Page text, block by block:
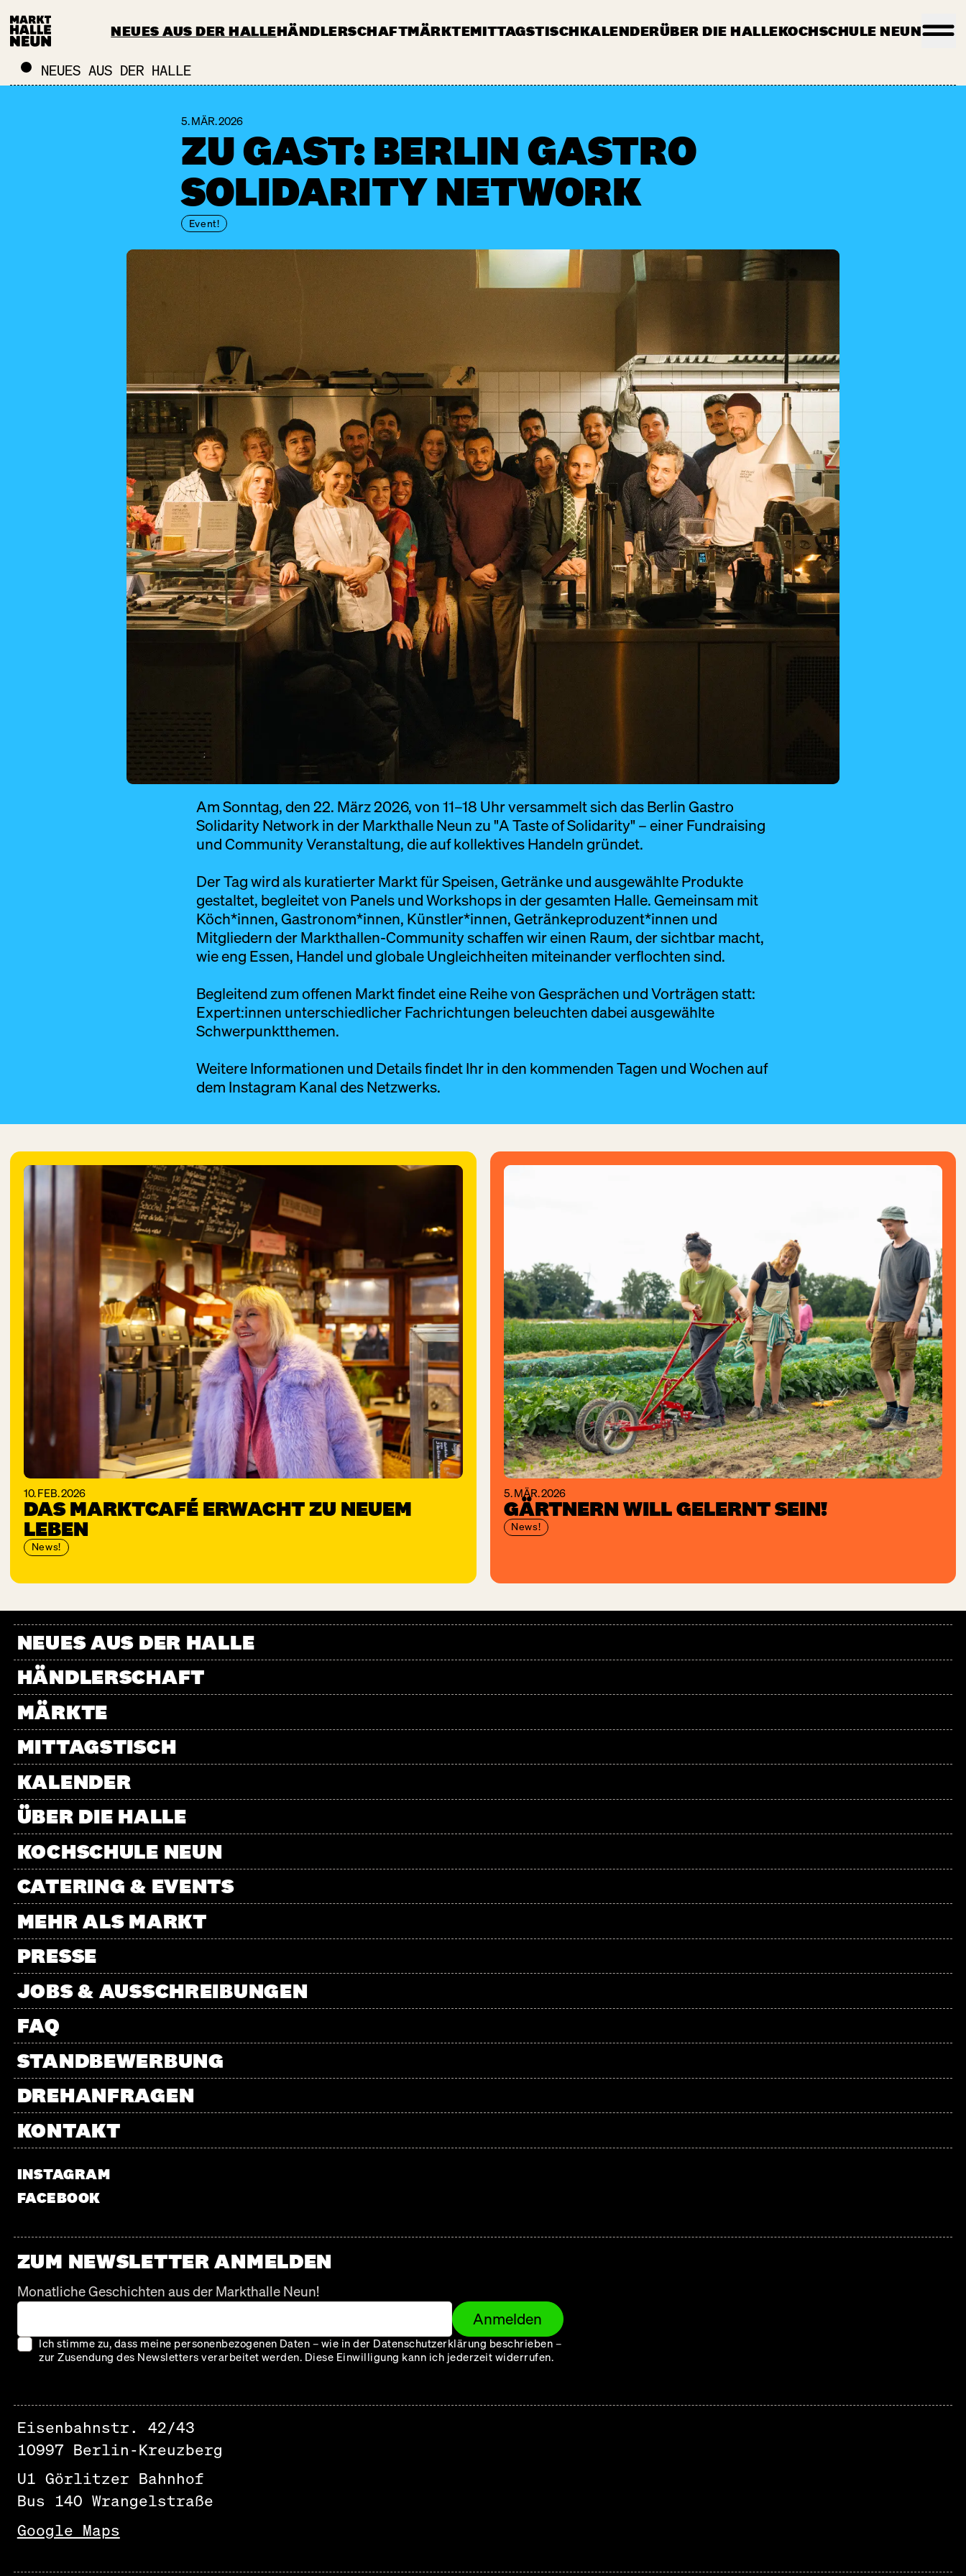
NEUES AUS DER HALLEHÄNDLERSCHAFTMÄRKTEMITTAGSTISCHKALENDERÜBER DIE HALLEKOCHSCHULE NEUN
NEUES AUS DER HALLE
5. MÄR. 2026
ZU GAST: BERLIN GASTRO
SOLIDARITY NETWORK
Event!
Am Sonntag, den 22. März 2026, von 11–18 Uhr versammelt sich das Berlin Gastro
Solidarity Network in der Markthalle Neun zu "A Taste of Solidarity" – einer Fundraising
und Community Veranstaltung, die auf kollektives Handeln gründet.
Der Tag wird als kuratierter Markt für Speisen, Getränke und ausgewählte Produkte
gestaltet, begleitet von Panels und Workshops in der gesamten Halle. Gemeinsam mit
Köch*innen, Gastronom*innen, Künstler*innen, Getränkeproduzent*innen und
Mitgliedern der Markthallen-Community schaffen wir einen Raum, der sichtbar macht,
wie eng Essen, Handel und globale Ungleichheiten miteinander verflochten sind.
Begleitend zum offenen Markt findet eine Reihe von Gesprächen und Vorträgen statt:
Expert:innen unterschiedlicher Fachrichtungen beleuchten dabei ausgewählte
Schwerpunktthemen.
Weitere Informationen und Details findet Ihr in den kommenden Tagen und Wochen auf
dem Instagram Kanal des Netzwerks.
10. FEB. 2026
DAS MARKTCAFÉ ERWACHT ZU NEUEM
LEBEN
News!
5. MÄR. 2026
GÄRTNERN WILL GELERNT SEIN!
News!
NEUES AUS DER HALLE
HÄNDLERSCHAFT
MÄRKTE
MITTAGSTISCH
KALENDER
ÜBER DIE HALLE
KOCHSCHULE NEUN
CATERING & EVENTS
MEHR ALS MARKT
PRESSE
JOBS & AUSSCHREIBUNGEN
FAQ
STANDBEWERBUNG
DREHANFRAGEN
KONTAKT
INSTAGRAM
FACEBOOK
ZUM NEWSLETTER ANMELDEN
Monatliche Geschichten aus der Markthalle Neun!
Anmelden
Ich stimme zu, dass meine personenbezogenen Daten – wie in der Datenschutzerklärung beschrieben –
zur Zusendung des Newsletters verarbeitet werden. Diese Einwilligung kann ich jederzeit widerrufen.
Eisenbahnstr. 42/43
10997 Berlin-Kreuzberg
U1 Görlitzer Bahnhof
Bus 140 Wrangelstraße
Google Maps